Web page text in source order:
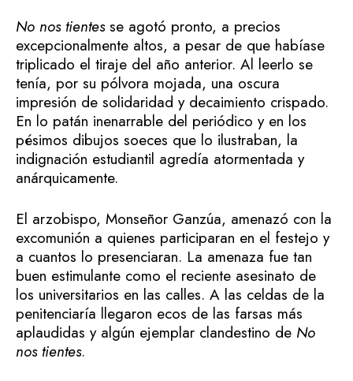
No nos tientesse agotó pronto, a precios
excepcionalmente altos, a pesar de que habíase
triplicado el tiraje del año anterior. Al leerlo se
tenía, por su pólvora mojada, una oscura
impresión de solidaridad y decaimiento crispado.
En lo patán inenarrable del periódico y en los
pésimos dibujos soeces que lo ilustraban, la
indignación estudiantil agredía atormentada y
anárquicamente.
El arzobispo, Monseñor Ganzúa, amenazó con la
excomunión a quienes participaran en el festejo y
a cuantos lo presenciaran. La amenaza fue tan
buen estimulante como el reciente asesinato de
los universitarios en las calles. A las celdas de la
penitenciaría llegaron ecos de las farsas más
aplaudidas y algún ejemplar clandestino de No
nos tientes.